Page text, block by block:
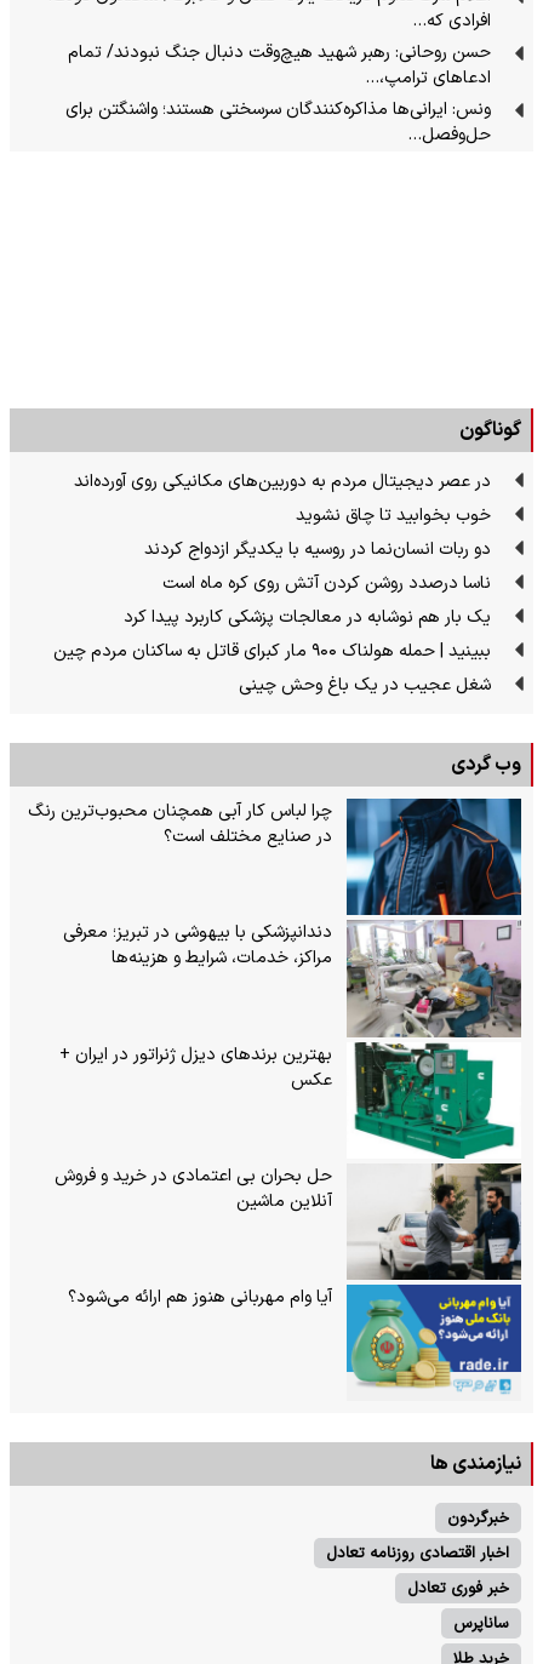
افرادی که…
حسن روحانی: رهبر شهید هیچ‌وقت دنبال جنگ نبودند/ تمام
ادعاهای ترامپ،…
ونس: ایرانی‌ها مذاکره‌کنندگان سرسختی هستند؛ واشنگتن برای
حل‌وفصل…
گوناگون
در عصر دیجیتال مردم به دوربین‌های مکانیکی روی آورده‌اند
خوب بخوابید تا چاق نشوید
دو ربات انسان‌نما در روسیه با یکدیگر ازدواج کردند
ناسا درصدد روشن کردن آتش روی کره ماه است
یک بار هم نوشابه در معالجات پزشکی کاربرد پیدا کرد
ببینید | حمله هولناک ۹۰۰ مار کبرای قاتل به ساکنان مردم چین
شغل عجیب در یک باغ وحش چینی
وب گردی
چرا لباس کار آبی همچنان محبوب‌ترین رنگ
در صنایع مختلف است؟
دندانپزشکی با بیهوشی در تبریز؛ معرفی
مراکز، خدمات، شرایط و هزینه‌ها
بهترین برندهای دیزل ژنراتور در ایران +
عکس
حل بحران بی‌ اعتمادی در خرید و فروش
آنلاین ماشین
آیا وام مهربانی هنوز هم ارائه می‌شود؟
نیازمندی ها
خبرگردون
اخبار اقتصادی روزنامه تعادل
خبر فوری تعادل
ساناپرس
خرید طلا